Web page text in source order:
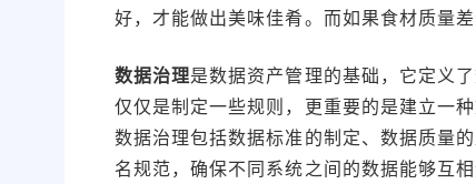
好，才能做出美味佳肴。而如果食材质量
数据治理是数据资产管理的基础，它定义
仅仅是制定一些规则，更重要的是建立一
数据治理包括数据标准的制定、数据质量
名规范，确保不同系统之间的数据能够互